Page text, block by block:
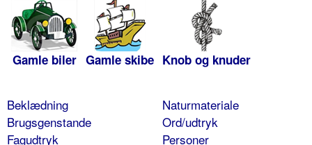
Gamle biler Gamle skibe Knob og knuder
Beklædning
Brugsgenstande
Fagudtryk
Naturmateriale
Ord/udtryk
Personer